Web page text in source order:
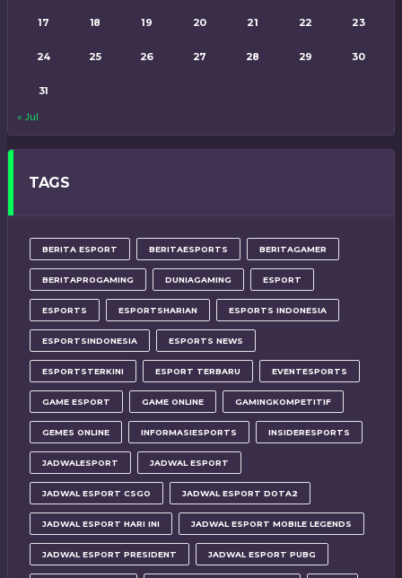
17 18 19 20 21 22 23
24 25 26 27 28 29 30
31
« Jul
TAGS
BERITA ESPORT BERITAESPORTS BERITAGAMER
BERITAPROGAMING DUNIAGAMING ESPORT
ESPORTS ESPORTSHARIAN ESPORTS INDONESIA
ESPORTSINDONESIA ESPORTS NEWS
ESPORTSTERKINI ESPORT TERBARU EVENTESPORTS
GAME ESPORT GAME ONLINE GAMINGKOMPETITIF
GEMES ONLINE INFORMASIESPORTS INSIDERESPORTS
JADWALESPORT JADWAL ESPORT
JADWAL ESPORT CSGO JADWAL ESPORT DOTA2
JADWAL ESPORT HARI INI JADWAL ESPORT MOBILE LEGENDS
JADWAL ESPORT PRESIDENT JADWAL ESPORT PUBG